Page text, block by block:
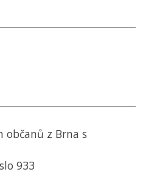
občanů z Brna s
933